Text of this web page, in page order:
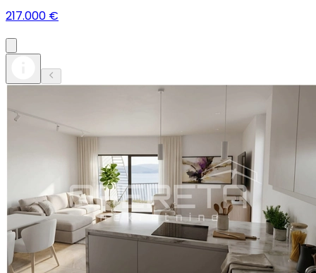
217.000 €